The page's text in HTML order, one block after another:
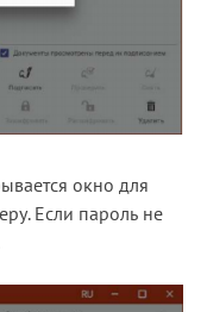
окно для
Если пароль не